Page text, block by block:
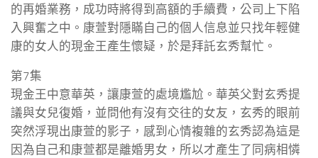
的再婚業務，成功時將得到高額的手續費，公司上下陷
入興奮之中。康萱對隱瞞自己的個人信息並只找年輕健
康的女人的現金王產生懷疑，於是拜託玄秀幫忙。
第7集
現金王中意華英，讓康萱的處境尷尬。華英父對玄秀提
議與女兒復婚，並問他有沒有交往的女友，玄秀的眼前
突然浮現出康萱的影子，感到心情複雜的玄秀認為這是
因為自己和康萱都是離婚男女，所以才產生了同病相憐